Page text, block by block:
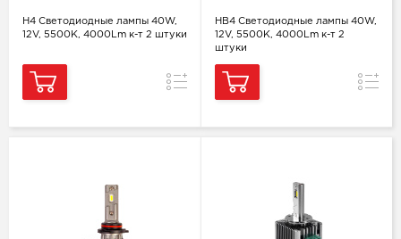
H4 Светодиодные лампы 40W,
12V, 5500K, 4000Lm к-т 2 штуки
Сравнение
HB4 Светодиодные лампы 40W,
12V, 5500K, 4000Lm к-т 2
штуки